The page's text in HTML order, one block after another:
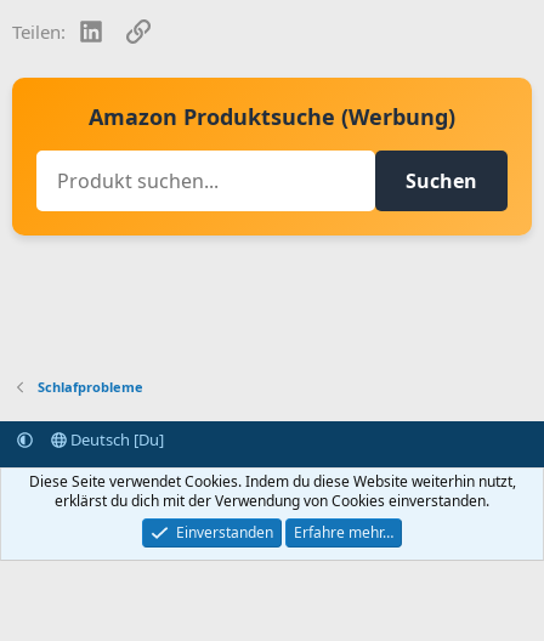
Teilen: LinkedInLink
Amazon Produktsuche (Werbung)
Suchen
Schlafprobleme
Deutsch [Du]
Kontakt aufnehmen
Bedingungen und Regeln
Datenschutz
Startseite
R
S
Community platform by XenForo® © 2010-2024 XenForo Ltd.
Diese Seite verwendet Cookies. Indem du diese Website weiterhin nutzt,
erklärst du dich mit der Verwendung von Cookies einverstanden.
Einverstanden
Erfahre mehr…